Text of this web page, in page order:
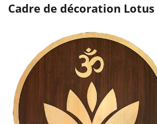
Cadre de décoration Lotus